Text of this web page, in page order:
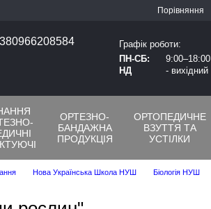
Порівняння
Графік роботи:
ПН-СБ:
9:00–18:00
НД
- вихідний
ОРТЕЗНО-
БАНДАЖНА
ПРОДУКЦІЯ
ОРТОПЕДИЧНЕ
ВЗУТТЯ ТА
УСТІЛКИ
Нова Українська Школа НУШ
Біологія НУШ